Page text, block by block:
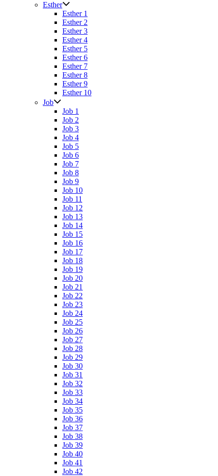
Esther
Esther 1
Esther 2
Esther 3
Esther 4
Esther 5
Esther 6
Esther 7
Esther 8
Esther 9
Esther 10
Job
Job 1
Job 2
Job 3
Job 4
Job 5
Job 6
Job 7
Job 8
Job 9
Job 10
Job 11
Job 12
Job 13
Job 14
Job 15
Job 16
Job 17
Job 18
Job 19
Job 20
Job 21
Job 22
Job 23
Job 24
Job 25
Job 26
Job 27
Job 28
Job 29
Job 30
Job 31
Job 32
Job 33
Job 34
Job 35
Job 36
Job 37
Job 38
Job 39
Job 40
Job 41
Job 42